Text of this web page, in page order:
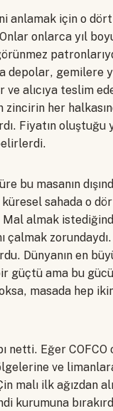
anlamak için o dört
onlarca yıl
depolar, gemilere
ve alıcıya teslim
zincirin her
Fiyatın oluştuğu
bu masanın
sahada o
Mal almak
çalmak
Dünyanın en
güçtü ama bu
masada hep
netti. Eğer COFCO
ve
malı ilk ağızdan
kurumuna